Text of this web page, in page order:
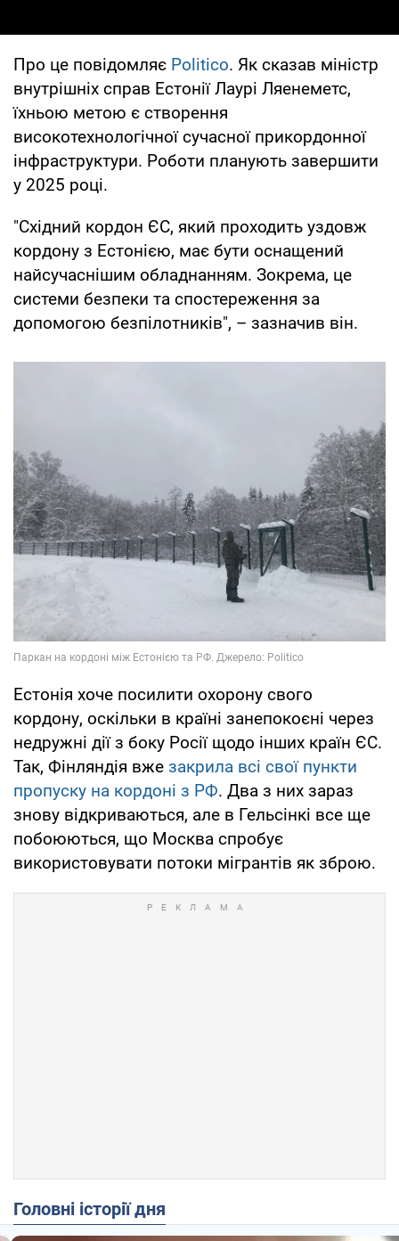
Про це повідомляє Politico. Як сказав міністр
внутрішніх справ Естонії Лаурі Ляенеметс,
їхньою метою є створення
високотехнологічної сучасної прикордонної
інфраструктури. Роботи планують завершити
у 2025 році.
"Східний кордон ЄС, який проходить уздовж
кордону з Естонією, має бути оснащений
найсучаснішим обладнанням. Зокрема, це
системи безпеки та спостереження за
допомогою безпілотників", – зазначив він.
Естонія хоче посилити охорону свого
кордону, оскільки в країні занепокоєні через
недружні дії з боку Росії щодо інших країн ЄС.
Так, Фінляндія вже закрила всі свої пункти
пропуску на кордоні з РФ. Два з них зараз
знову відкриваються, але в Гельсінкі все ще
побоюються, що Москва спробує
використовувати потоки мігрантів як зброю.
Головні історії дня